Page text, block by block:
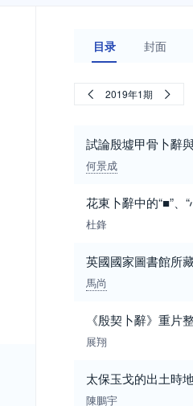
目录 封面
2019年1期
試論殷墟甲骨卜辭
何景成
花東卜辭中的“■”、
杜鋒
英國國家圖書館所
馬尚
《殷契卜辭》重片
展翔
太保玉戈的出土時
陳鵬宇